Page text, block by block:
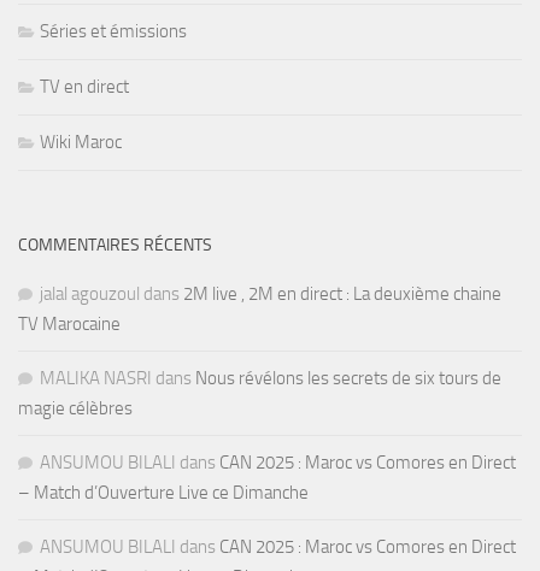
Séries et émissions
TV en direct
Wiki Maroc
COMMENTAIRES RÉCENTS
jalal agouzoul dans 2M live , 2M en direct : La deuxième chaine
TV Marocaine
MALIKA NASRI dans Nous révélons les secrets de six tours de
magie célèbres
ANSUMOU BILALI dans CAN 2025 : Maroc vs Comores en Direct
– Match d’Ouverture Live ce Dimanche
ANSUMOU BILALI dans CAN 2025 : Maroc vs Comores en Direct